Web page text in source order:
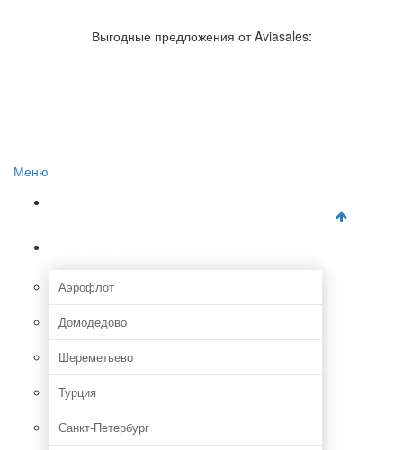
Отзывы об авиакомпаниях
Отзывы об аэропортах
Выгодные предложения от Aviasales:
Меню
Аэрофлот
Домодедово
Шереметьево
Турция
Санкт-Петербург